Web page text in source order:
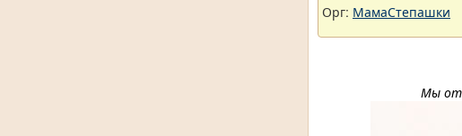
Орг: МамаСтепашки
Мы